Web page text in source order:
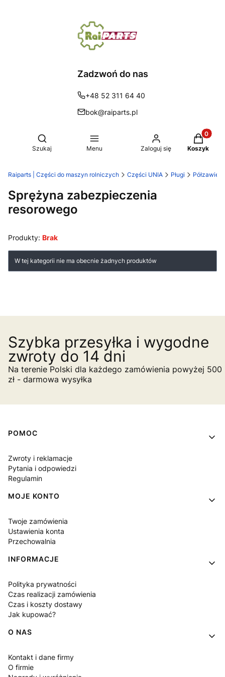
Zadzwoń do nas
+48 52 311 64 40
bok@raiparts.pl
Otwórz wyszukiwarkę
Szukaj Menu Zaloguj się Koszyk
Raiparts | Części do maszyn rolniczych Części UNIA Pługi
Sprężyna zabezpieczenia
resorowego
Produkty: Brak
Lista produktów
W tej kategorii nie ma obecnie żadnych produktów
Szybka przesyłka i wygodne
zwroty do 14 dni
Na terenie Polski dla każdego zamówienia powyżej 500
zł - darmowa wysyłka
Linki w stopce
POMOC
Zwroty i reklamacje
Pytania i odpowiedzi
Regulamin
MOJE KONTO
Twoje zamówienia
Ustawienia konta
Przechowalnia
INFORMACJE
Polityka prywatności
Czas realizacji zamówienia
Czas i koszty dostawy
Jak kupować?
O NAS
Kontakt i dane firmy
O firmie